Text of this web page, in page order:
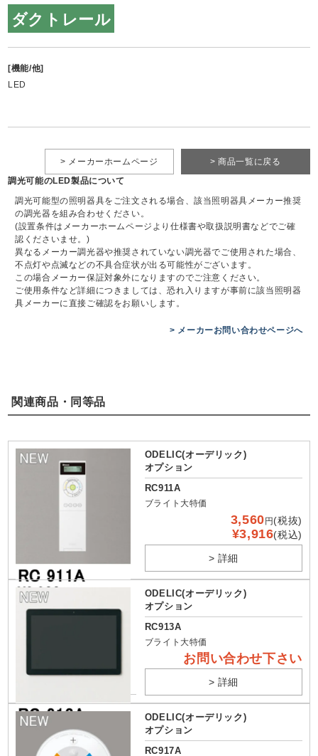
ダクトレール
[機能/他]
LED
> 商品一覧に戻る
> メーカーホームページ
調光可能のLED製品について
調光可能型の照明器具をご注文される場合、該当照明器具メーカー推奨
の調光器を組み合わせください。
(設置条件はメーカーホームページより仕様書や取扱説明書などでご確
認くださいませ。)
異なるメーカー調光器や推奨されていない調光器でご使用された場合、
不点灯や点滅などの不具合症状が出る可能性がございます。
この場合メーカー保証対象外になりますのでご注意ください。
ご使用条件など詳細につきましては、恐れ入りますが事前に該当照明器
具メーカーに直接ご確認をお願いします。
> メーカーお問い合わせページへ
関連商品・同等品
ODELIC(オーデリック)
オプション
RC911A
ブライト大特価
3,560 円 (税抜)
¥3,916(税込)
> 詳細
ODELIC(オーデリック)
オプション
RC913A
ブライト大特価
お問い合わせ下さい
> 詳細
ODELIC(オーデリック)
オプション
RC917A